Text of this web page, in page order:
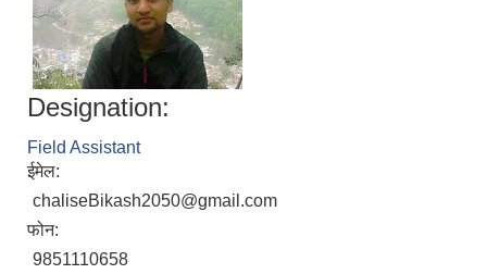
Designation:
Field Assistant
ईमेल:
chaliseBikash2050@gmail.com
फोन:
9851110658